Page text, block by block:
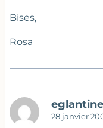
Bises,
Rosa
eglantine
28 janvier